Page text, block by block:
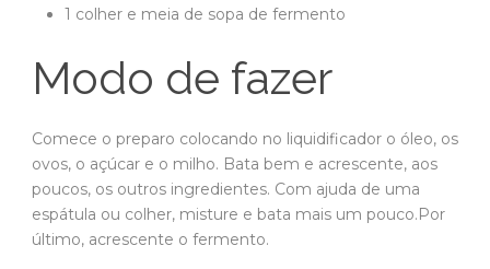
1 colher e meia de sopa de fermento
Modo de fazer
Comece o preparo colocando no liquidificador o óleo, os
ovos, o açúcar e o milho. Bata bem e acrescente, aos
poucos, os outros ingredientes. Com ajuda de uma
espátula ou colher, misture e bata mais um pouco.Por
último, acrescente o fermento.